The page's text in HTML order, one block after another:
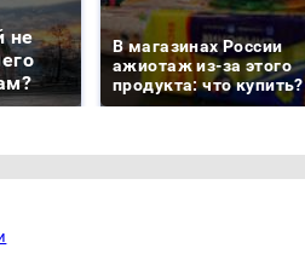
не
В магазинах России
ажиотаж из-за этого
продукта: что купить?